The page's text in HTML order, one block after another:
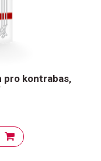
pro kontrabas,